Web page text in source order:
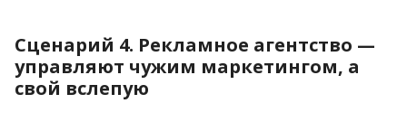
Сценарий 4. Рекламное агентство —
управляют чужим маркетингом, а
свой вслепую